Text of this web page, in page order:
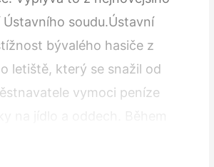
soudu.Ústavní
bývalého hasiče z
letiště, který se snažil od
vymoci peníze